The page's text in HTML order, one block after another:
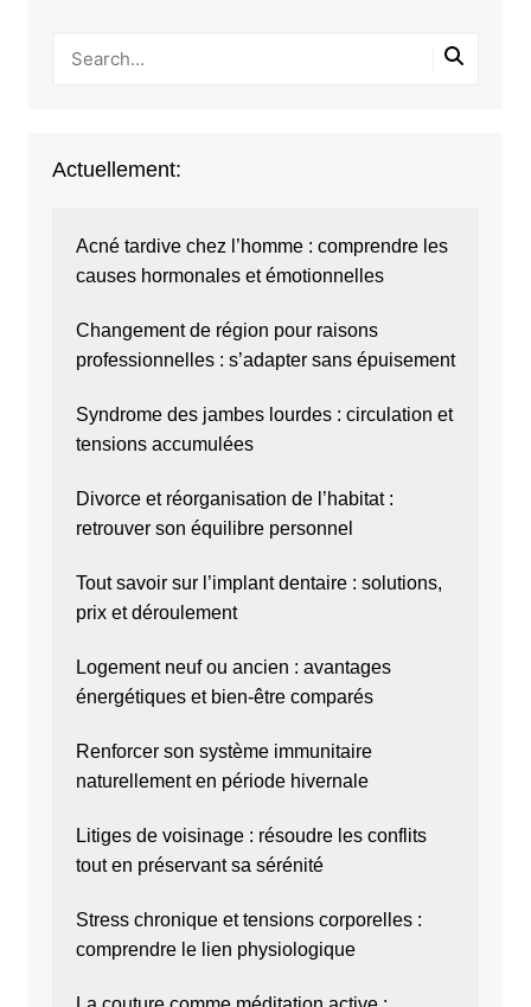
Actuellement:
Acné tardive chez l’homme : comprendre les
causes hormonales et émotionnelles
Changement de région pour raisons
professionnelles : s’adapter sans épuisement
Syndrome des jambes lourdes : circulation et
tensions accumulées
Divorce et réorganisation de l’habitat :
retrouver son équilibre personnel
Tout savoir sur l’implant dentaire : solutions,
prix et déroulement
Logement neuf ou ancien : avantages
énergétiques et bien-être comparés
Renforcer son système immunitaire
naturellement en période hivernale
Litiges de voisinage : résoudre les conflits
tout en préservant sa sérénité
Stress chronique et tensions corporelles :
comprendre le lien physiologique